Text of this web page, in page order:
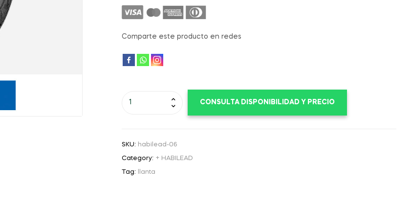
Comparte este producto en redes
CONSULTA DISPONIBILIDAD Y PRECIO
SKU: habilead-06
Category: + HABILEAD
Tag: llanta